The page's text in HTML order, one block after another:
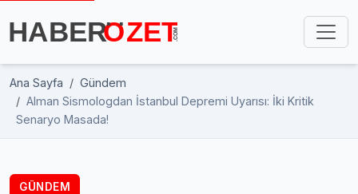
Ana Sayfa
Gündem
Alman Sismologdan İstanbul Depremi Uyarısı: İki Kritik
Senaryo Masada!
GÜNDEM